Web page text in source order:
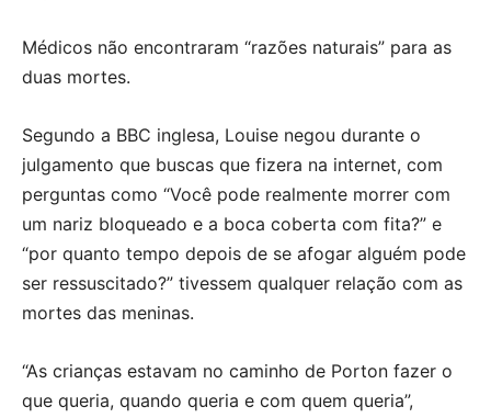
Médicos não encontraram “razões naturais” para as
duas mortes.
Segundo a BBC inglesa, Louise negou durante o
julgamento que buscas que fizera na internet, com
perguntas como “Você pode realmente morrer com
um nariz bloqueado e a boca coberta com fita?” e
“por quanto tempo depois de se afogar alguém pode
ser ressuscitado?” tivessem qualquer relação com as
mortes das meninas.
“As crianças estavam no caminho de Porton fazer o
que queria, quando queria e com quem queria”,